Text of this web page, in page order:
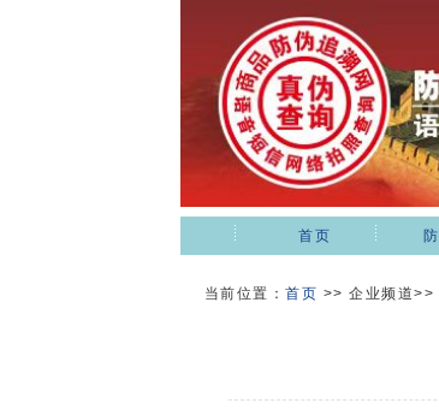
首页
当前位置： 首页 >> 企业频道>>